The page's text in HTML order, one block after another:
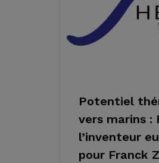
Potentiel
vers marins :
l’inventeur
pour Franck